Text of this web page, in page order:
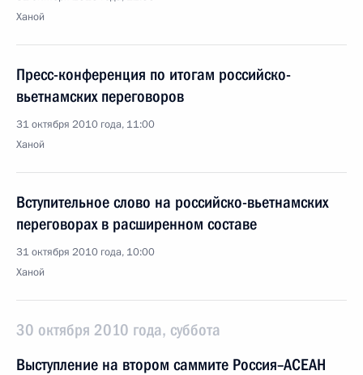
Ханой
Пресс-конференция по итогам российско-
вьетнамских переговоров
31 октября 2010 года, 11:00
Ханой
Вступительное слово на российско-вьетнамских
переговорах в расширенном составе
31 октября 2010 года, 10:00
Ханой
30 октября 2010 года, суббота
Выступление на втором саммите Россия–АСЕАН